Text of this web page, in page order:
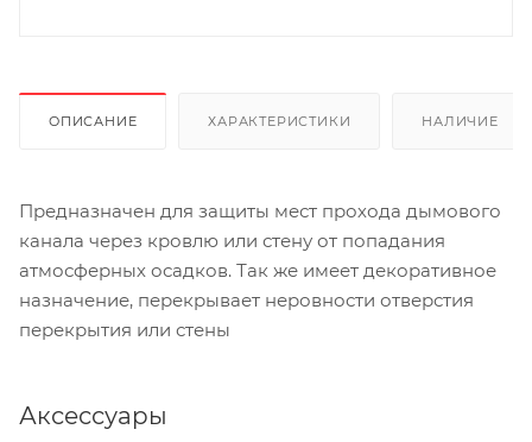
ОПИСАНИЕ ХАРАКТЕРИСТИКИ НАЛИЧИЕ
Предназначен для защиты мест прохода дымового
канала через кровлю или стену от попадания
атмосферных осадков. Так же имеет декоративное
назначение, перекрывает неровности отверстия
перекрытия или стены
Аксессуары